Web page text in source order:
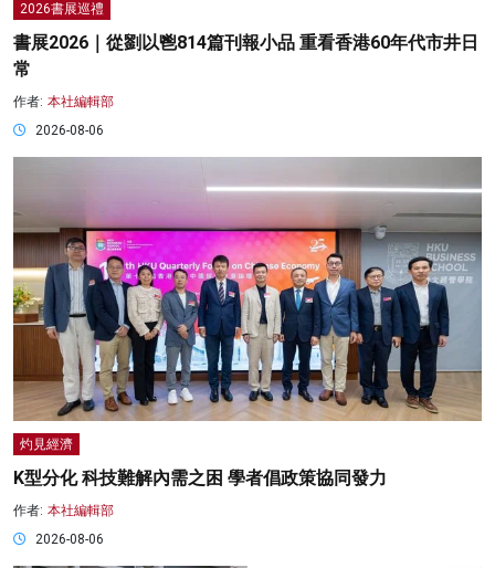
2026書展巡禮
書展2026｜從劉以鬯814篇刊報小品 重看香港60年代市井日
常
作者: 本社編輯部
2026-08-06
灼見經濟
K型分化 科技難解內需之困 學者倡政策協同發力
作者: 本社編輯部
2026-08-06